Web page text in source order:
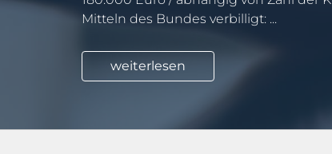
Mitteln des Bundes verbilligt: ...
weiterlesen